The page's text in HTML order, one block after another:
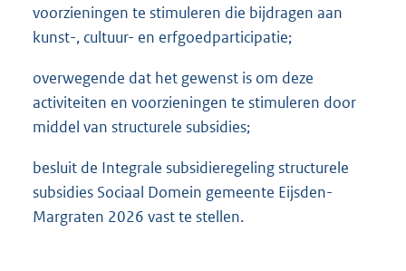
voorzieningen te stimuleren die bijdragen aan
kunst-, cultuur- en erfgoedparticipatie;
overwegende dat het gewenst is om deze
activiteiten en voorzieningen te stimuleren door
middel van structurele subsidies;
besluit de Integrale subsidieregeling structurele
subsidies Sociaal Domein gemeente Eijsden-
Margraten 2026 vast te stellen.